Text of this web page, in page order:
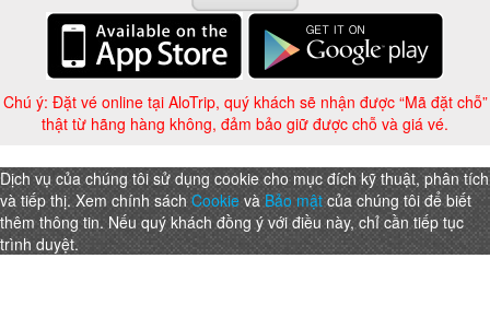
Chú ý: Đặt vé online tại AloTrip, quý khách sẽ nhận được “Mã đặt chỗ”
thật từ hãng hàng không, đảm bảo giữ được chỗ và giá vé.
Dịch vụ của chúng tôi sử dụng cookie cho mục đích kỹ thuật, phân tích
và tiếp thị. Xem chính sáchCookie và Bảo mật của chúng tôi để biết
thêm thông tin. Nếu quý khách đồng ý với điều này, chỉ cần tiếp tục
trình duyệt.